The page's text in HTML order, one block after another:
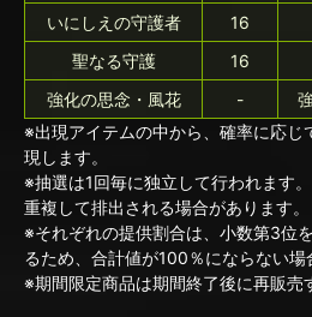
いにしえの守護者
16
聖なる守護
16
強化の思念・風花
-
※出現アイテムの中から、確率に応じ
現します。
※抽選は1回毎に独立して行われます
重複して排出される場合があります。
※それぞれの提供割合は、小数第3位
るため、合計値が100％にならない場
※期間限定商品は期間終了後に再販売